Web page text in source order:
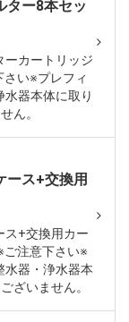
ター8本セッ
ーカートリッジ
い※プレフィ
水器本体に取り
ん。
ース+交換用
ス+交換用カー
ご注意下さい※
水器・浄水器本
ざいません。